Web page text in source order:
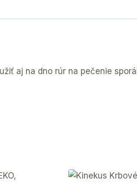
aj na dno rúr na pečenie